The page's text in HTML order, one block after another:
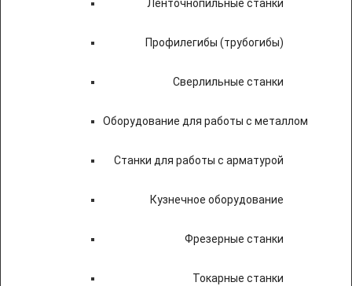
Ленточнопильные станки
Профилегибы (трубогибы)
Сверлильные станки
Оборудование для работы с металлом
Станки для работы с арматурой
Кузнечное оборудование
Фрезерные станки
Токарные станки